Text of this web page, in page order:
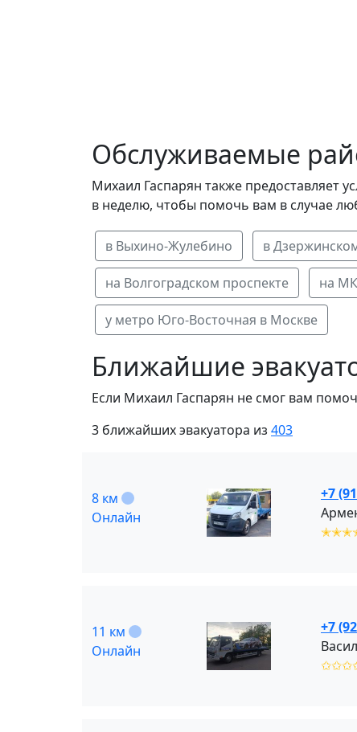
Обслуживаемые
Михаил Гаспарян также предоставляет
в неделю, чтобы помочь вам в случае
в Выхино-Жулебино в
на Волгоградском проспекте на
у метро Юго-Восточная в Москве
Ближайшие
Если Михаил Гаспарян не смог вам
3 ближайших эвакуатора из 403
8 км
Онлайн
+7
11 км
Онлайн
+7